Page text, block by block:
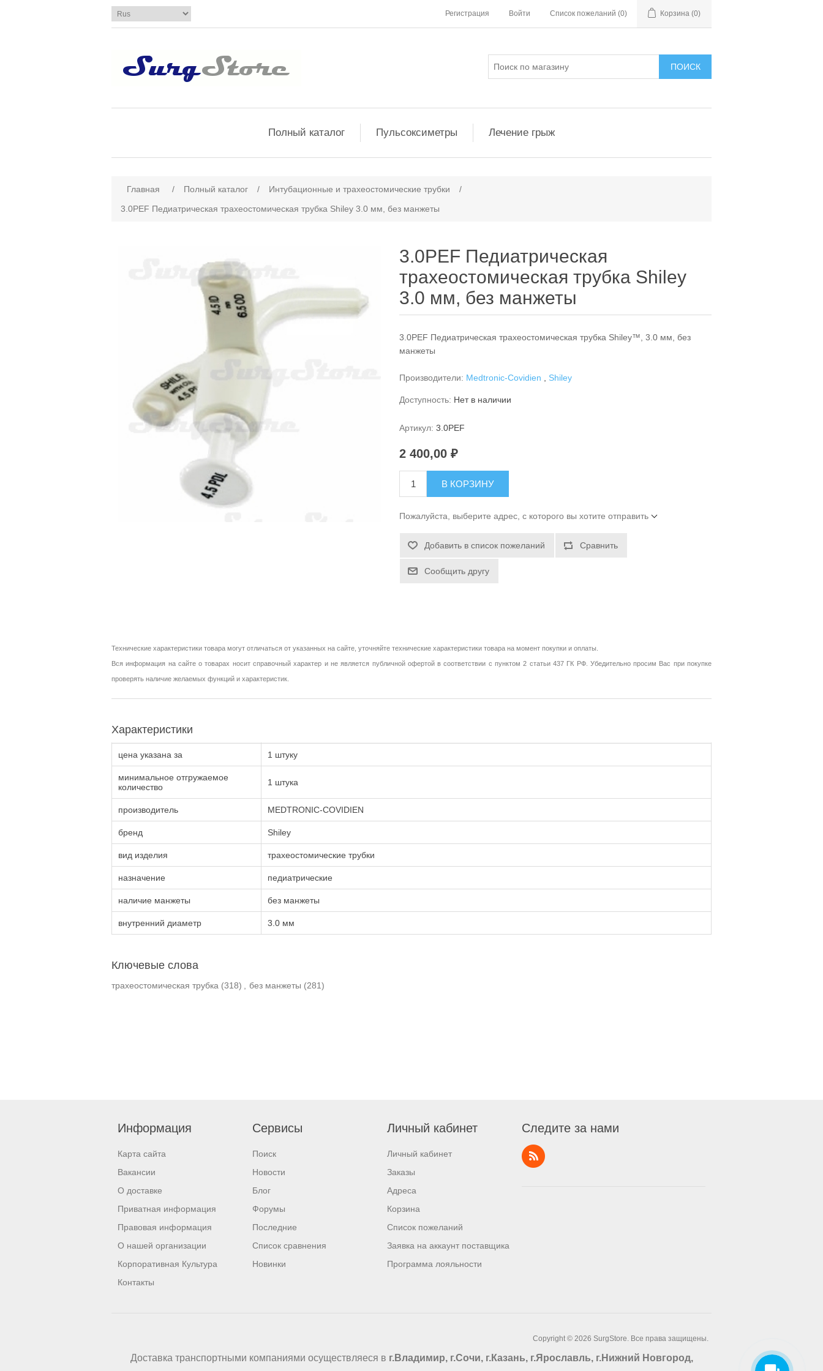
Регистрация Войти Список пожеланий (0) Корзина (0)
ПОИСК
Полный каталог Пульсоксиметры Лечение грыж
Главная / Полный каталог / Интубационные и трахеостомические трубки
/
3.0PEF Педиатрическая трахеостомическая трубка Shiley 3.0 мм, без манжеты
3.0PEF Педиатрическая
трахеостомическая трубка Shiley
3.0 мм, без манжеты
3.0PEF Педиатрическая трахеостомическая трубка Shiley™, 3.0 мм, без
манжеты
Производители: Medtronic-Covidien Shiley
Доступность: Нет в наличии
Артикул: 3.0PEF
2 400,00 ₽
В КОРЗИНУ
Пожалуйста, выберите адрес, с которого вы хотите отправить
Добавить в список пожеланий Сравнить
Сообщить другу
Технические характеристики товара могут отличаться от указанных на сайте, уточняйте технические характеристики товара на момент покупки и оплаты.
Вся информация на сайте о товарах носит справочный характер и не является публичной офертой в соответствии с пунктом 2 статьи 437 ГК РФ. Убедительно просим Вас при покупке
проверять наличие желаемых функций и характеристик.
Характеристики
цена указана за 1 штуку
минимальное отгружаемое
количество
1 штука
производитель MEDTRONIC-COVIDIEN
бренд Shiley
вид изделия трахеостомические трубки
назначение педиатрические
наличие манжеты без манжеты
внутренний диаметр 3.0 мм
Ключевые слова
трахеостомическая трубка (318) без манжеты (281)
Информация
Карта сайта
Вакансии
О доставке
Приватная информация
Правовая информация
О нашей организации
Корпоративная Культура
Контакты
Сервисы
Поиск
Новости
Блог
Форумы
Последние
Список сравнения
Новинки
Личный кабинет
Личный кабинет
Заказы
Адреса
Корзина
Список пожеланий
Заявка на аккаунт поставщика
Программа лояльности
Следите за нами
Copyright © 2026 SurgStore. Все права защищены.
Доставка транспортными компаниями осуществляеся в г.Владимир, г.Сочи, г.Казань, г.Ярославль, г.Нижний Новгород,